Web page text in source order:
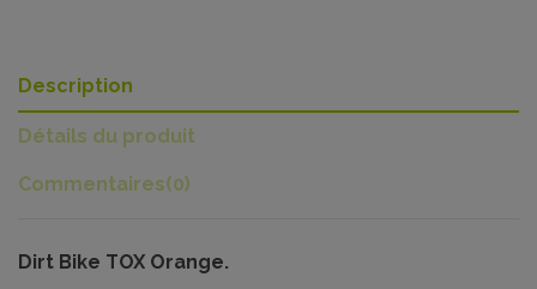
Description
Détails du produit
Commentaires(0)
Dirt Bike TOX Orange.